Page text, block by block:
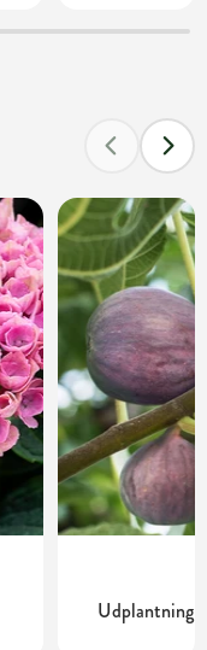
Udplantning